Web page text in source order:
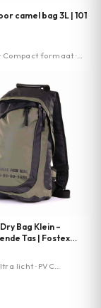
camel bag 3L | 101
Compact formaat ·
Bag Klein –
Tas | Fostex
licht · PVC